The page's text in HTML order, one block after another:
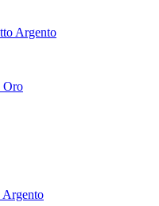
Argento
Oro
Argento